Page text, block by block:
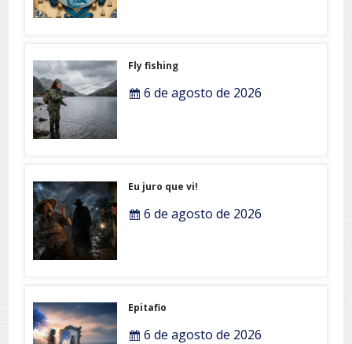
Fly fishing
6 de agosto de 2026
Eu juro que vi!
6 de agosto de 2026
Epitafio
6 de agosto de 2026